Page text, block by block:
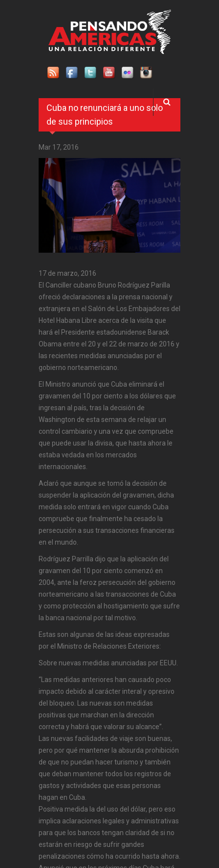
Cuba no renunciará a uno solo
de sus principios
Mar 17, 2016
17 de marzo, 2016
El Canciller cubano Bruno Rodríguez Parilla
ofreció declaraciones a la prensa nacional y
extranjera en el Salón de Los Embajadores del
Hotel Habana Libre acerca de la visita que
hará el Presidente estadounidense Barack
Obama entre el 20 y el 22 de marzo de 2016 y
las recientes medidas anunciadas por el
gobierno norteamericano.
El Ministro anunció que Cuba eliminará el
gravamen del 10 por ciento a los dólares que
ingresan al país, tras la decisión de
Washington de esta semana de relajar un
control cambiario y una vez que compruebe
que puede usar la divisa, que hasta ahora le
estaba vedada en los mercados
internacionales.
Aclaró que aunque se tomó la decisión de
suspender la aplicación del gravamen, dicha
medida solo entrará en vigor cuando Cuba
compruebe que finalmente ha cesado la
persecución a sus transacciones financieras
en el mundo.
Rodríguez Parrilla dijo que la aplicación del
gravamen del 10 por ciento comenzó en
2004, ante la feroz persecución del gobierno
norteamericano a las transacciones de Cuba
y como protección al hostigamiento que sufre
la banca nacional por tal motivo.
Estas son algunas de las ideas expresadas
por el Ministro de Relaciones Exteriores:
Sobre nuevas medidas anunciadas por EEUU.
“Las medidas anteriores han causado poco
impacto debido al carácter interal y opresivo
del bloqueo. Las nuevas son medidas
positivas que marchan en la dirección
correcta y habrá que valorar su alcance”.
Las nuevas facilidades de viaje son buenas,
pero por qué mantener la absurda prohibición
de que no puedan hacer turismo y también
que deban mantener todos los registros de
gastos y actividades que esas personas
hagan en Cuba.
Positiva medida la del uso del dólar, pero eso
implica aclaraciones legales y administrativas
para que los bancos tengan claridad de si no
estarán en riesgo de sufrir gandes
penalizaciones cómo ha ocurrido hasta ahora.